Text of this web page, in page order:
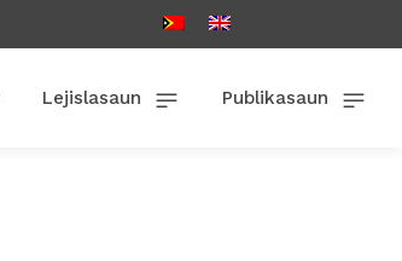
Lejislasaun Publikasaun